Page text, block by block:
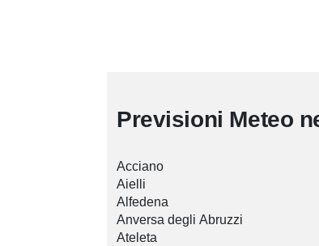
Previsioni Meteo
Acciano
Aielli
Alfedena
Anversa degli Abruzzi
Ateleta